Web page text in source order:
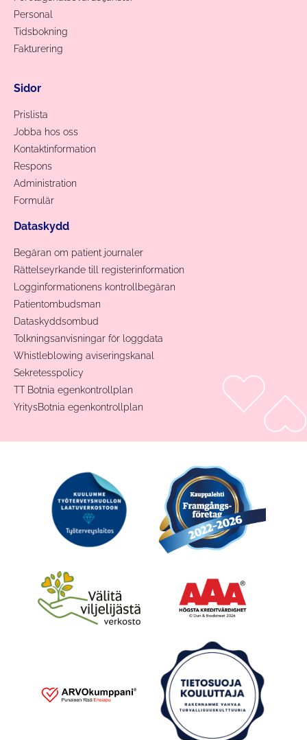
Personal
Tidsbokning
Fakturering
Sidor
Prislista
Jobba hos oss
Kontaktinformation
Respons
Administration
Formulär
Dataskydd
Begäran om patient journaler
Rättelseyrkande till registerinformation
Logginformationens kontrollbegäran
Patientombudsman
Dataskyddsombud
Tolkningsanvisningar för loggdata
Whistleblowing aviseringskanal
Sekretesspolicy
TT Botnia egenkontrollplan
YritysBotnia egenkontrollplan